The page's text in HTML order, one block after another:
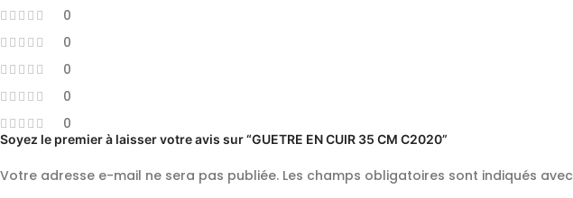
0
0
0
0
0
Soyez le premier à laisser votre avis sur “GUETRE EN CUIR 35 CM C2020”
Votre adresse e-mail ne sera pas publiée. Les champs obligatoires sont indiqués avec